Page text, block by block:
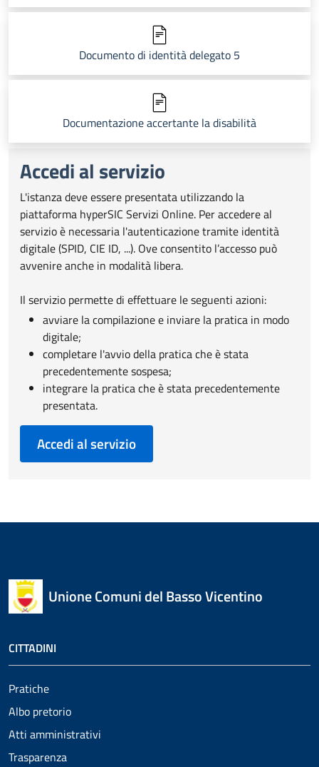
Documento di identità delegato 5
Documentazione accertante la disabilità
Accedi al servizio
L'istanza deve essere presentata utilizzando la
piattaforma hyperSIC Servizi Online. Per accedere al
servizio è necessaria l'autenticazione tramite identità
digitale (SPID, CIE ID, ...). Ove consentito l’accesso può
avvenire anche in modalità libera.
Il servizio permette di effettuare le seguenti azioni:
avviare la compilazione e inviare la pratica in modo
digitale;
completare l'avvio della pratica che è stata
precedentemente sospesa;
integrare la pratica che è stata precedentemente
presentata.
Accedi al servizio
Unione Comuni del Basso Vicentino
CITTADINI
Pratiche
Albo pretorio
Atti amministrativi
Trasparenza